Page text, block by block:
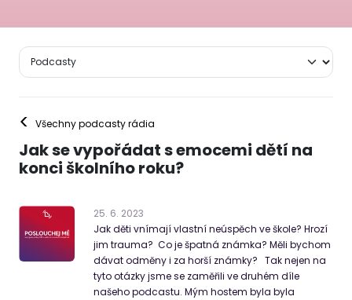
< Všechny podcasty rádia
Jak se vypořádat s emocemi dětí na
konci školního roku?
25. 6. 2023
Jak děti vnímají vlastní neúspěch ve škole? Hrozí
jim trauma? Co je špatná známka? Měli bychom
dávat odměny i za horší známky? Tak nejen na
tyto otázky jsme se zaměřili ve druhém díle
našeho podcastu. Mým hostem byla byla